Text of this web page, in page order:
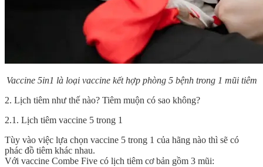
Vaccine 5in1 là loại vaccine kết hợp phòng 5 bệnh trong 1 mũi tiêm
2. Lịch tiêm như thế nào? Tiêm muộn có sao không?
2.1. Lịch tiêm vaccine 5 trong 1
Tùy vào việc lựa chọn vaccine 5 trong 1 của hãng nào thì sẽ có
phác đồ tiêm khác nhau.
Với vaccine Combe Five có lịch tiêm cơ bản gồm 3 mũi: